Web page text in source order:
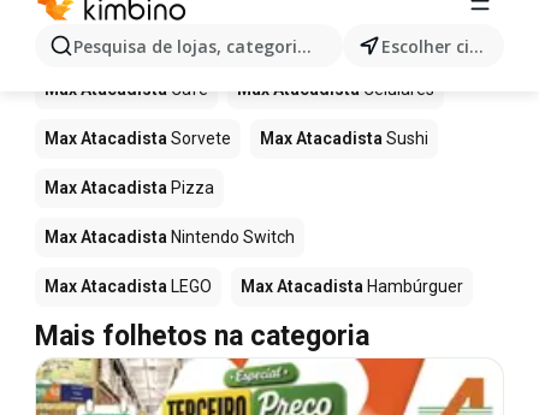
Pesquisa de lojas, categorias,produtos... Escolher cidade
para este termo.
Mais produtos em Max Atacadista
Max Atacadista Café Max Atacadista Celulares
Max Atacadista Sorvete Max Atacadista Sushi
Max Atacadista Pizza
Max Atacadista Nintendo Switch
Max Atacadista LEGO Max Atacadista Hambúrguer
Mais folhetos na categoria